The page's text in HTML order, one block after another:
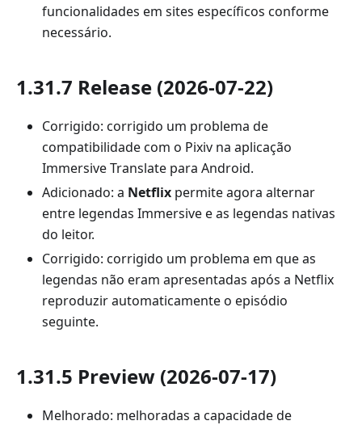
funcionalidades em sites específicos conforme
necessário.
1.31.7 Release (2026-07-22)
Corrigido: corrigido um problema de
compatibilidade com o Pixiv na aplicação
Immersive Translate para Android.
Adicionado: a Netflix permite agora alternar
entre legendas Immersive e as legendas nativas
do leitor.
Corrigido: corrigido um problema em que as
legendas não eram apresentadas após a Netflix
reproduzir automaticamente o episódio
seguinte.
1.31.5 Preview (2026-07-17)
Melhorado: melhoradas a capacidade de